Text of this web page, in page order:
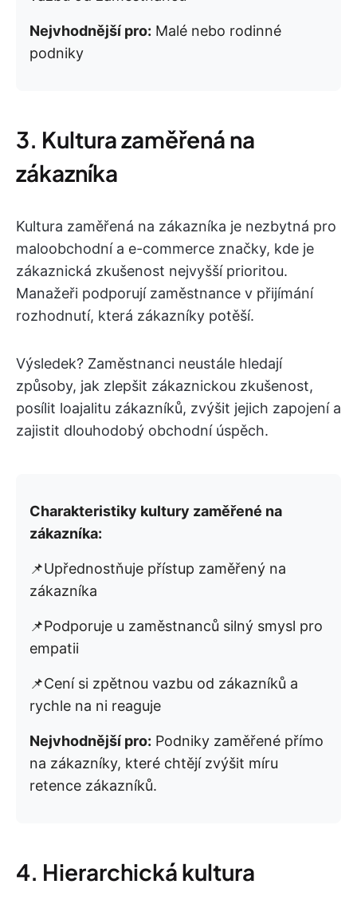
Nejvhodnější pro: Malé nebo rodinné
podniky
3. Kultura zaměřená na
zákazníka
Kultura zaměřená na zákazníka je nezbytná pro
maloobchodní a e-commerce značky, kde je
zákaznická zkušenost nejvyšší prioritou.
Manažeři podporují zaměstnance v přijímání
rozhodnutí, která zákazníky potěší.
Výsledek? Zaměstnanci neustále hledají
způsoby, jak zlepšit zákaznickou zkušenost,
posílit loajalitu zákazníků, zvýšit jejich zapojení a
zajistit dlouhodobý obchodní úspěch.
Charakteristiky kultury zaměřené na
zákazníka:
📌Upřednostňuje přístup zaměřený na
zákazníka
📌Podporuje u zaměstnanců silný smysl pro
empatii
📌Cení si zpětnou vazbu od zákazníků a
rychle na ni reaguje
Nejvhodnější pro: Podniky zaměřené přímo
na zákazníky, které chtějí zvýšit míru
retence zákazníků.
4. Hierarchická kultura